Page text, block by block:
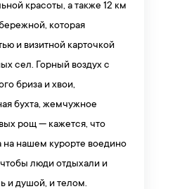
красоты, а также 12 км
которая
и визитной карточкой
сел. Горный воздух с
бриза и хвои,
бухта, жемчужное
рощ — кажется, что
на нашем курорте воедино
люди отдыхали и
и душой, и телом.